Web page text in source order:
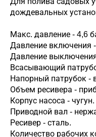
дождевальных
Макс. давление - 4,6
Давление включения
Давление
Всасывающий
Напорный патрубок -
Объем ресивера -
Корпус насоса - чугун.
Приводной вал -
Ресивер - сталь.
Количество рабочих